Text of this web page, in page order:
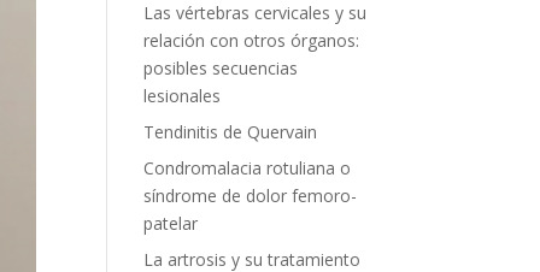
Las vértebras cervicales y su
relación con otros órganos:
posibles secuencias
lesionales
Tendinitis de Quervain
Condromalacia rotuliana o
síndrome de dolor femoro-
patelar
La artrosis y su tratamiento